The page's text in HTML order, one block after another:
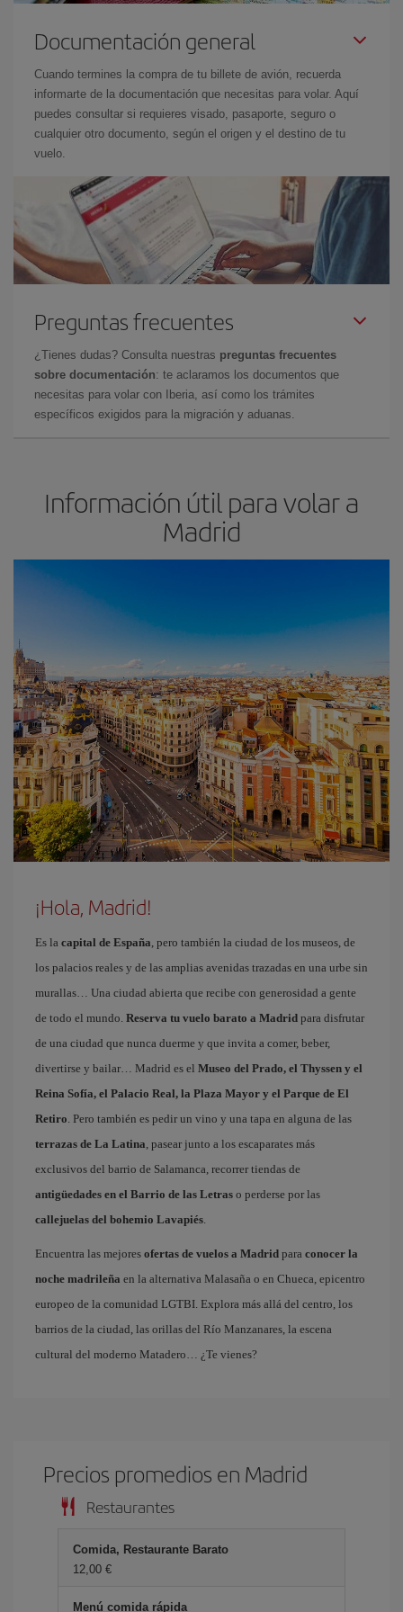
Documentación general
Cuando termines la compra de tu billete de avión, recuerda
informarte de la documentación que necesitas para volar. Aquí
puedes consultar si requieres visado, pasaporte, seguro o
cualquier otro documento, según el origen y el destino de tu
vuelo.
Preguntas frecuentes
¿Tienes dudas? Consulta nuestras preguntas frecuentes
sobre documentación: te aclaramos los documentos que
necesitas para volar con Iberia, así como los trámites
específicos exigidos para la migración y aduanas.
Información útil para volar a
Madrid
¡Hola, Madrid!
Es la capital de España, pero también la ciudad de los museos, de
los palacios reales y de las amplias avenidas trazadas en una urbe sin
murallas… Una ciudad abierta que recibe con generosidad a gente
de todo el mundo. Reserva tu vuelo barato a Madrid para disfrutar
de una ciudad que nunca duerme y que invita a comer, beber,
divertirse y bailar… Madrid es el Museo del Prado, el Thyssen y el
Reina Sofía, el Palacio Real, la Plaza Mayor y el Parque de El
Retiro. Pero también es pedir un vino y una tapa en alguna de las
terrazas de La Latina, pasear junto a los escaparates más
exclusivos del barrio de Salamanca, recorrer tiendas de
antigüedades en el Barrio de las Letras o perderse por las
callejuelas del bohemio Lavapiés.
Encuentra las mejores ofertas de vuelos a Madrid para conocer la
noche madrileña en la alternativa Malasaña o en Chueca, epicentro
europeo de la comunidad LGTBI. Explora más allá del centro, los
barrios de la ciudad, las orillas del Río Manzanares, la escena
cultural del moderno Matadero… ¿Te vienes?
Precios promedios en Madrid
Restaurantes
Comida, Restaurante Barato
12,00 €
Menú comida rápida